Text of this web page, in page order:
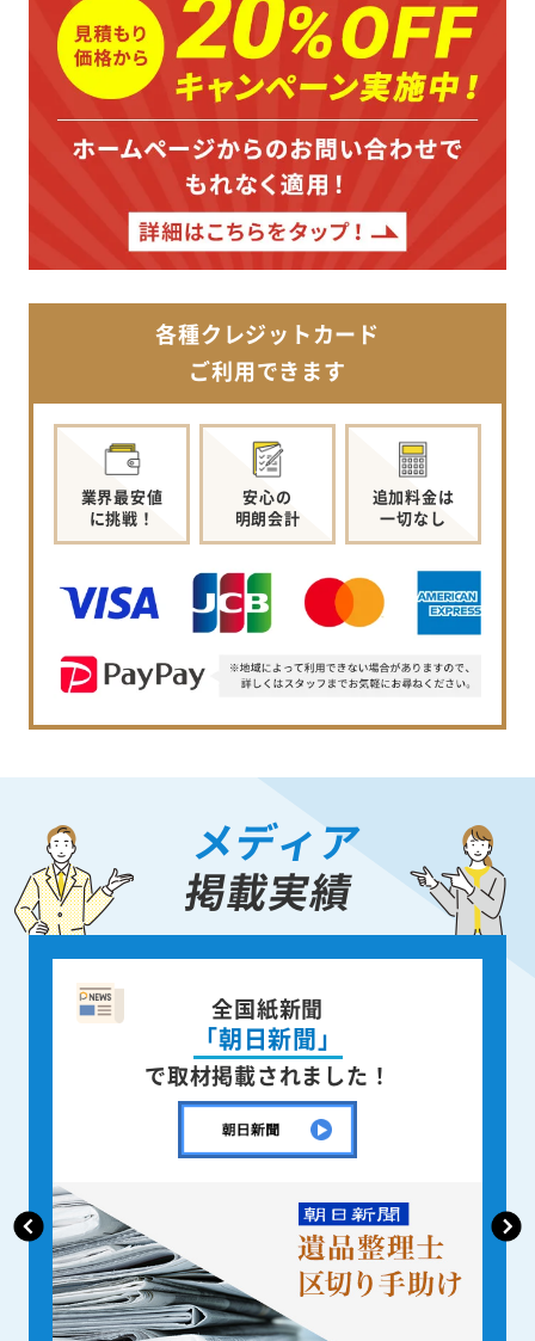
各種クレジットカード
ご利用できます
業界最安値
に挑戦！
安心の
明朗会計
追加料金は
一切なし
メディア
掲載実績
企業情報誌
「月刊CENTURY」
で取材掲載されました！